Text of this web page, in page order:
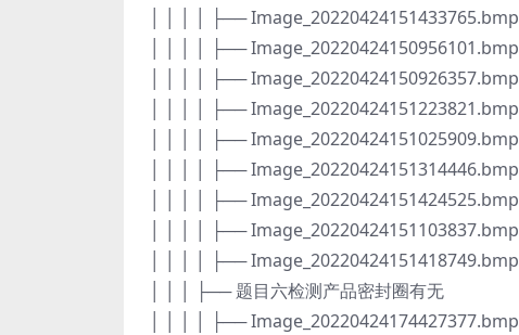
│ │ │ │ ├── Image_20220424151433765.bmp
│ │ │ │ ├── Image_20220424150956101.bmp
│ │ │ │ ├── Image_20220424150926357.bmp
│ │ │ │ ├── Image_20220424151223821.bmp
│ │ │ │ ├── Image_20220424151025909.bmp
│ │ │ │ ├── Image_20220424151314446.bmp
│ │ │ │ ├── Image_20220424151424525.bmp
│ │ │ │ ├── Image_20220424151103837.bmp
│ │ │ │ ├── Image_20220424151418749.bmp
│ │ │ ├── 题目六检测产品密封圈有无
│ │ │ │ ├── Image_20220424174427377.bmp